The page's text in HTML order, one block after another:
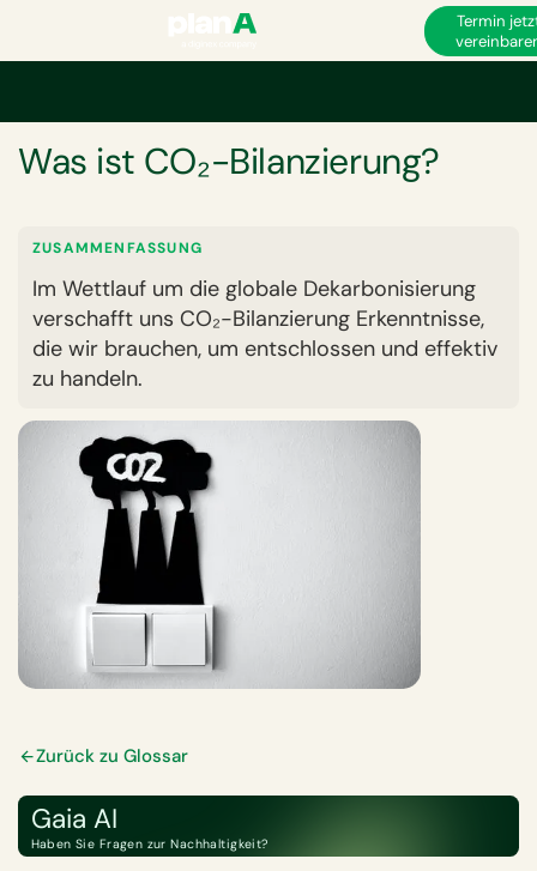
Termin
Was ist CO₂-Bilanzierung?
ZUSAMMENFASSUNG
Im Wettlauf um die globale Dekarbonisierung
verschafft uns CO₂-Bilanzierung Erkenntnisse,
die wir brauchen, um entschlossen und effektiv
zu handeln.
Zurück zu Glossar
Gaia AI
Haben Sie Fragen zur Nachhaltigkeit?